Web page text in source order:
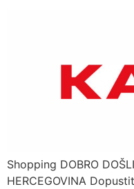
Shopping DOBRO
HERCEGOVINA